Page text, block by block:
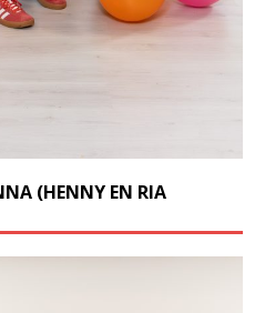
(HENNY EN RIA